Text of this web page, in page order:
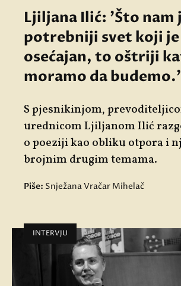
Ljiljana Ilić: 'Što nam
potrebniji svet koji je
osećajan, to oštriji
moramo da budemo.'
S pjesnikinjom,
urednicom Ljiljanom Ilić
o poeziji kao obliku otpora i
brojnim drugim temama.
Piše: Snježana Vračar Mihelač
INTERVJU